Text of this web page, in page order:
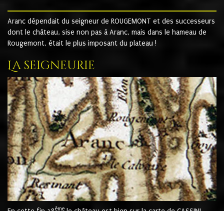
Aranc dépendait du seigneur de ROUGEMONT et des successeurs
dont le château, sise non pas à Aranc, mais dans le hameau de
Rougemont, était le plus imposant du plateau !
La seigneurie
ème